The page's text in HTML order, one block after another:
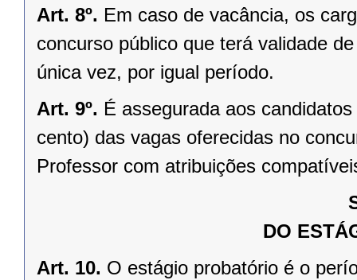
Art. 8º. Em caso de vacância, os
concurso público que terá validade
única vez, por igual período.
Art. 9º. É assegurada aos
cento) das vagas oferecidas no
Professor com atribuições
DO
Art. 10. O estágio probatório é o